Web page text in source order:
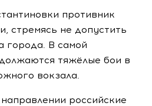
противник
стремясь не допустить
города. В самой
тяжёлые бои в
вокзала.
российские